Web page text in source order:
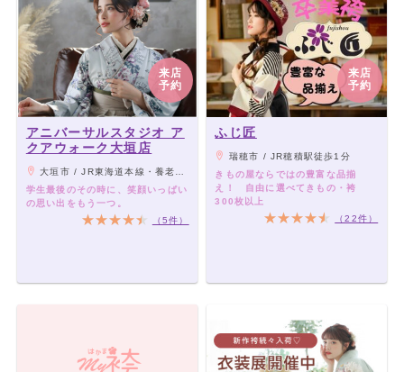
来店
予約
アニバーサルスタジオ ア
クアウォーク大垣店
大垣市 / JR東海道本線・養老鉄道「大垣駅」北口よりブリッジで直結、徒歩5分
学生最後のその時に、笑顔いっぱい
の思い出をもう一つ。
（5件）
来店
予約
ふじ匠
瑞穂市 / JR穂積駅徒歩1分
きもの屋ならではの豊富な品揃
え！ 自由に選べてきもの・袴
300枚以上
（22件）